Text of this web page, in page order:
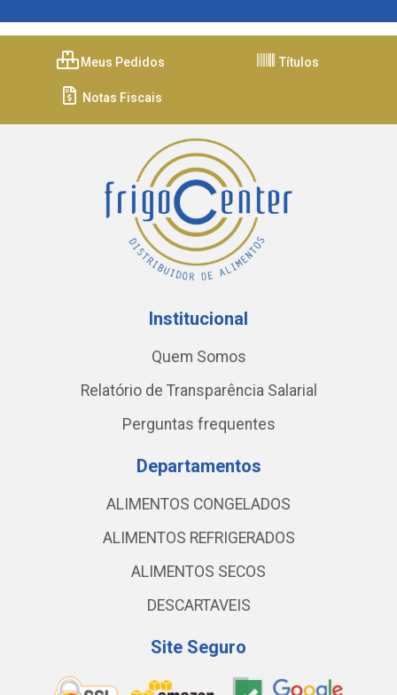
Meus Pedidos Títulos
Notas Fiscais
Institucional
Quem Somos
Relatório de Transparência Salarial
Perguntas frequentes
Departamentos
ALIMENTOS CONGELADOS
ALIMENTOS REFRIGERADOS
ALIMENTOS SECOS
DESCARTAVEIS
Site Seguro